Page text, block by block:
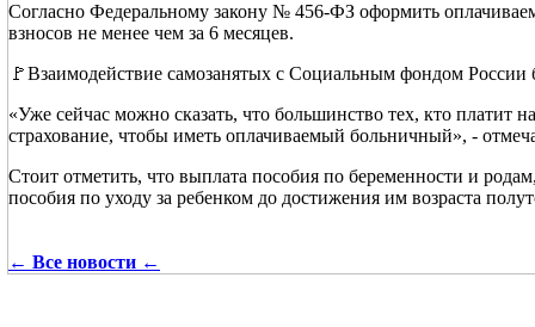
Согласно Федеральному закону № 456-ФЗ оформить
взносов не менее чем за 6 месяцев.
🚩Взаимодействие самозанятых с Социальным фондом
«Уже сейчас можно сказать, что большинство тех, кто платит
страхование, чтобы иметь оплачиваемый больничный», -
Стоит отметить, что выплата пособия по беременности и
пособия по уходу за ребенком до достижения им возраста
← Все новости ←